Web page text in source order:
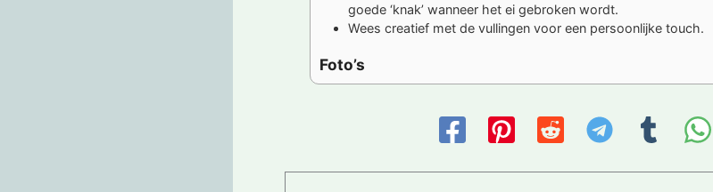
goede ‘knak’ wanneer het ei gebroken wordt.
Wees creatief met de vullingen voor een persoonlijke touch.
Foto’s